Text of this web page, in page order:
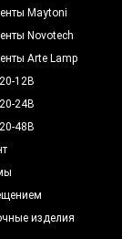
Maytoni
Novotech
Arte Lamp
12В
24В
48В
изделия